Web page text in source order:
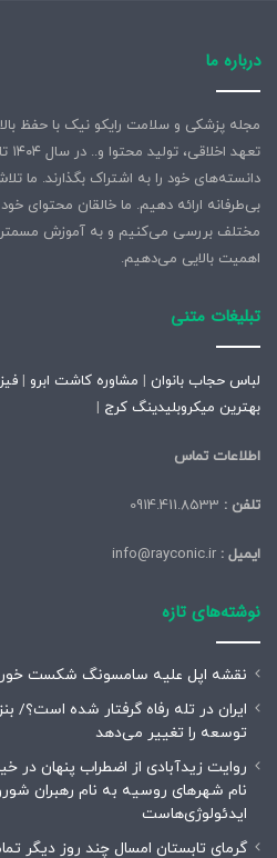
درباره ما
مجله پزشکی و سلامت رایکو نیک با حفظ
دانسته‌های خود را به اشتراک بگذارند. ما
بی‌طرفانه ارائه دهیم. ما خالقان محتوای
مختلف بررسی می‌کنیم و به آموزش مسمتر
اهمیت بالایی می‌دهیم.
تبلیغات متنی
لباس حجاب بانوان | مشاوره کاشت ابرو |
بهترین میکروبلیدینگ کرج |
اطلاعات تماس
تلفن :
ایمیل :
نوشته‌های تازه
نقشه اپل علیه سامسونگ شکست
ایران در تله رفاه گرفتار شده است؟/
توسعه را تغییر می‌دهد
روایت زیدآبادی از اضطراب پنهان در
نام شهرهای روسیه به نام رهبران
ایدئولوژی‌هاست
گرمای تابستان امسال چند روز دیگر